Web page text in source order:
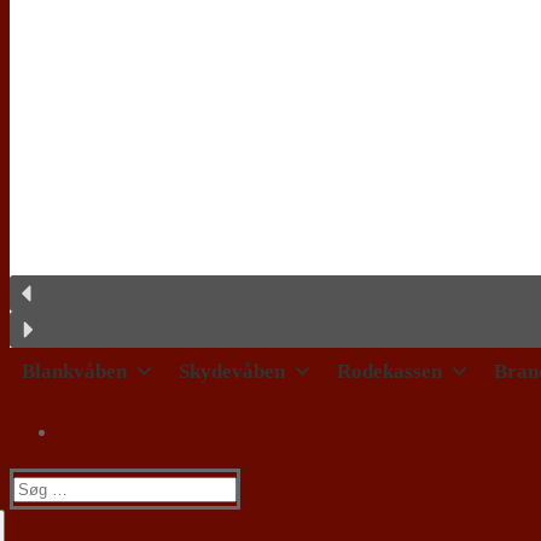
Blankvåben Skydevåben Rodekassen
Søg